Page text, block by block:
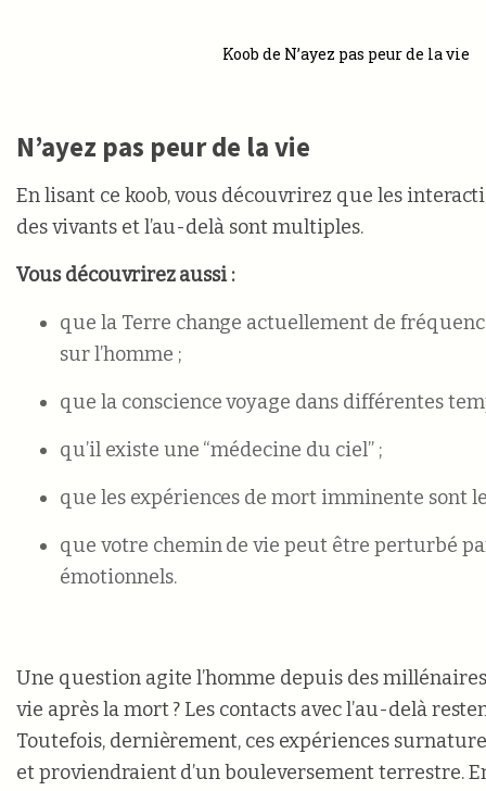
Koob de N’ayez pas peur de la vie
N’ayez pas peur de la vie
En lisant ce koob, vous découvrirez que les
des vivants et l’au-delà sont multiples.
Vous découvrirez aussi :
que la Terre change actuellement de fréquence, ce qui
sur l’homme ;
que la conscience voyage dans différentes
qu’il existe une “médecine du ciel” ;
que les expériences de mort imminente sont
que votre chemin de vie peut être perturbé
émotionnels.
Une question agite l’homme depuis des
vie après la mort ? Les contacts avec l’au-delà
Toutefois, dernièrement, ces expériences
et proviendraient d’un bouleversement terrestre.